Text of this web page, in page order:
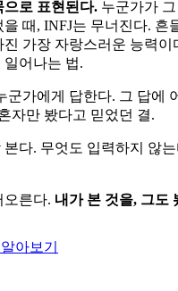
로 표현된다. 누군가가 그
때, INFJ는 무너진다. 흔
가장 자랑스러운 능력이
일어나는 법.
군가에게 답한다. 그 답에
자만 봤다고 믿었던 결.
다. 무엇도 입력하지 않
오른다. 내가 본 것을, 그도
아보기